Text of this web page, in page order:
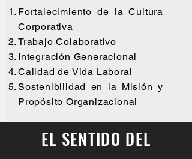
Fortalecimiento de la Cultura
Corporativa
Trabajo Colaborativo
Integración Generacional
Calidad de Vida Laboral
Sostenibilidad en la Misión y
Propósito Organizacional
EL SENTIDO DEL